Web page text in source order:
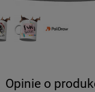
Opinie o